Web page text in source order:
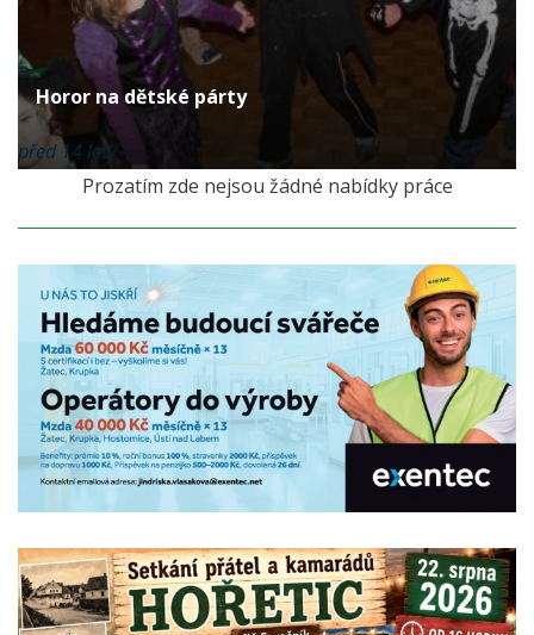
Horor na dětské párty
před 14 lety
Prozatím zde nejsou žádné nabídky práce